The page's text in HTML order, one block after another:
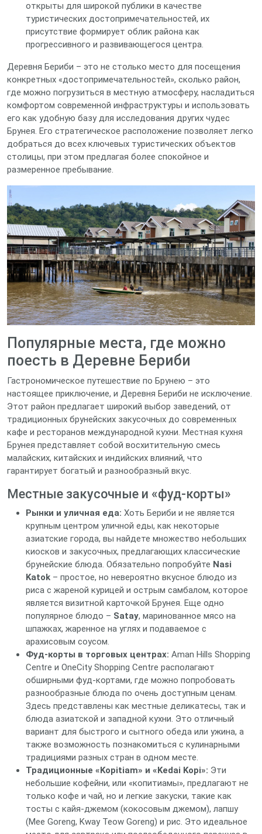
открыты для широкой публики в качестве
туристических достопримечательностей, их
присутствие формирует облик района как
прогрессивного и развивающегося центра.
Деревня Бериби – это не столько место для посещения
конкретных «достопримечательностей», сколько район,
где можно погрузиться в местную атмосферу, насладиться
комфортом современной инфраструктуры и использовать
его как удобную базу для исследования других чудес
Брунея. Его стратегическое расположение позволяет легко
добраться до всех ключевых туристических объектов
столицы, при этом предлагая более спокойное и
размеренное пребывание.
Популярные места, где можно
поесть в Деревне Бериби
Гастрономическое путешествие по Брунею – это
настоящее приключение, и Деревня Бериби не исключение.
Этот район предлагает широкий выбор заведений, от
традиционных брунейских закусочных до современных
кафе и ресторанов международной кухни. Местная кухня
Брунея представляет собой восхитительную смесь
малайских, китайских и индийских влияний, что
гарантирует богатый и разнообразный вкус.
Местные закусочные и «фуд-корты»
Рынки и уличная еда: Хоть Бериби и не является
крупным центром уличной еды, как некоторые
азиатские города, вы найдете множество небольших
киосков и закусочных, предлагающих классические
брунейские блюда. Обязательно попробуйте Nasi
Katok – простое, но невероятно вкусное блюдо из
риса с жареной курицей и острым самбалом, которое
является визитной карточкой Брунея. Еще одно
популярное блюдо – Satay, маринованное мясо на
шпажках, жаренное на углях и подаваемое с
арахисовым соусом.
Фуд-корты в торговых центрах: Aman Hills Shopping
Centre и OneCity Shopping Centre располагают
обширными фуд-кортами, где можно попробовать
разнообразные блюда по очень доступным ценам.
Здесь представлены как местные деликатесы, так и
блюда азиатской и западной кухни. Это отличный
вариант для быстрого и сытного обеда или ужина, а
также возможность познакомиться с кулинарными
традициями разных стран в одном месте.
Традиционные «Kopitiam» и «Kedai Kopi»: Эти
небольшие кофейни, или «копитиамы», предлагают не
только кофе и чай, но и легкие закуски, такие как
тосты с кайя-джемом (кокосовым джемом), лапшу
(Mee Goreng, Kway Teow Goreng) и рис. Это идеальное